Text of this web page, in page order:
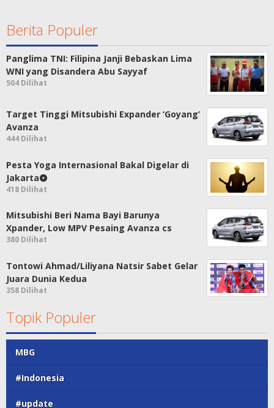
Berita Populer
Panglima TNI: Filipina Janji Bebaskan Lima
WNI yang Disandera Abu Sayyaf
504 Dilihat
Target Tinggi Mitsubishi Expander ‘Goyang’
Avanza
444 Dilihat
Pesta Yoga Internasional Bakal Digelar di
Jakarta
418 Dilihat
Mitsubishi Beri Nama Bayi Barunya
Xpander, Low MPV Pesaing Avanza cs
380 Dilihat
Tontowi Ahmad/Liliyana Natsir Sabet Gelar
Juara Dunia Kedua
358 Dilihat
Topik Populer
MBG
#Indonesia
#update